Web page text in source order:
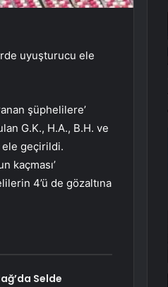
uyuşturucu ele
şüphelilere’
G.K., H.A., B.H. ve
ele geçirildi.
kaçması’
4’ü de gözaltına
Selde